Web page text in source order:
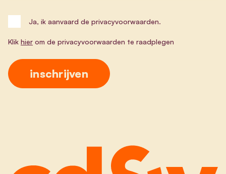
Ja, ik aanvaard de privacyvoorwaarden.
Klik hier om de privacyvoorwaarden te raadplegen